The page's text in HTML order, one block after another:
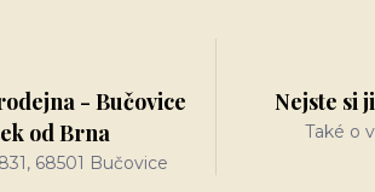
- Bučovice
od Brna
68501 Bučovice
Nejste si
Také o